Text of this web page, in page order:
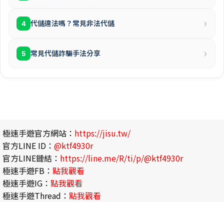
4 代儲違法嗎？常見非法代儲 ›
5 常見代儲詐騙手法分享 ›
極速手遊官方網站： https://jisu.tw/
官方LINE ID： @ktf4930r
官方LINE鏈結： https://line.me/R/ti/p/@ktf4930r
極速手遊FB： 點我觀看
極速手遊IG： 點我觀看
極速手遊Thread： 點我觀看